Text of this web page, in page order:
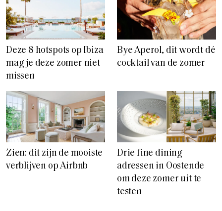
Deze 8 hotspots op Ibiza
mag je deze zomer niet
missen
Bye Aperol, dit wordt dé
cocktail van de zomer
Zien: dit zijn de mooiste
verblijven op Airbnb
Drie fine dining
adressen in Oostende
om deze zomer uit te
testen